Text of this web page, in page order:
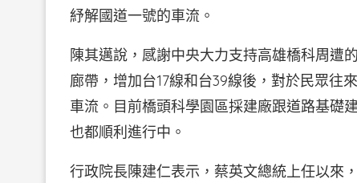
紓解國道一號的車流。
陳其邁說，感謝中央大力支持高雄橋科周遭
廊帶，增加台17線和台39線後，對於民眾往
車流。目前橋頭科學園區採建廠跟道路基礎
也都順利進行中。
行政院長陳建仁表示，蔡英文總統上任以來